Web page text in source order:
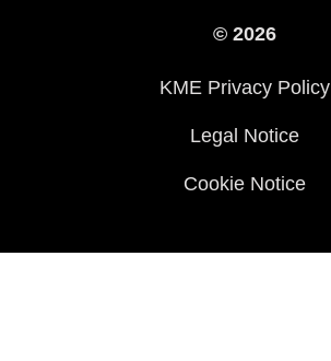
Gebruikershandleidingen
Kawasaki Road Assistance
Veelgestelde Vragen
© 2026
KME Privacy Policy
Legal Notice
Cookie Notice